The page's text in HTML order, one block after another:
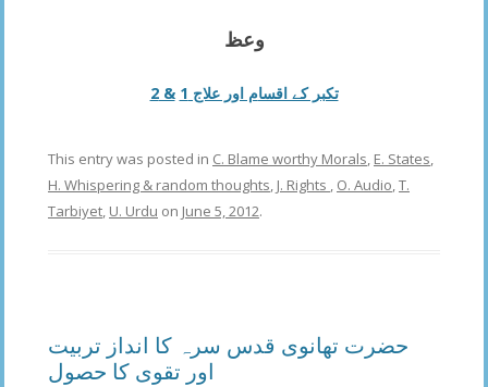
وعظ
تکبر کے اقسام اور علاج 1 & 2
This entry was posted in C. Blame worthy Morals, E. States,
H. Whispering & random thoughts, J. Rights , O. Audio,T.
Tarbiyet, U. Urdu on June 5, 2012.
حضرت تھانوی قدس سرہ کا انداز تربیت
اور تقوی کا حصول